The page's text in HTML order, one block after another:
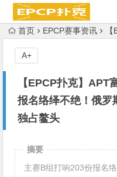
首页 EPCP赛事资讯 【
【EPCP扑克】
报名络绎不绝！俄
独占鳌头
A+
摘要
主赛B组打响203份报名